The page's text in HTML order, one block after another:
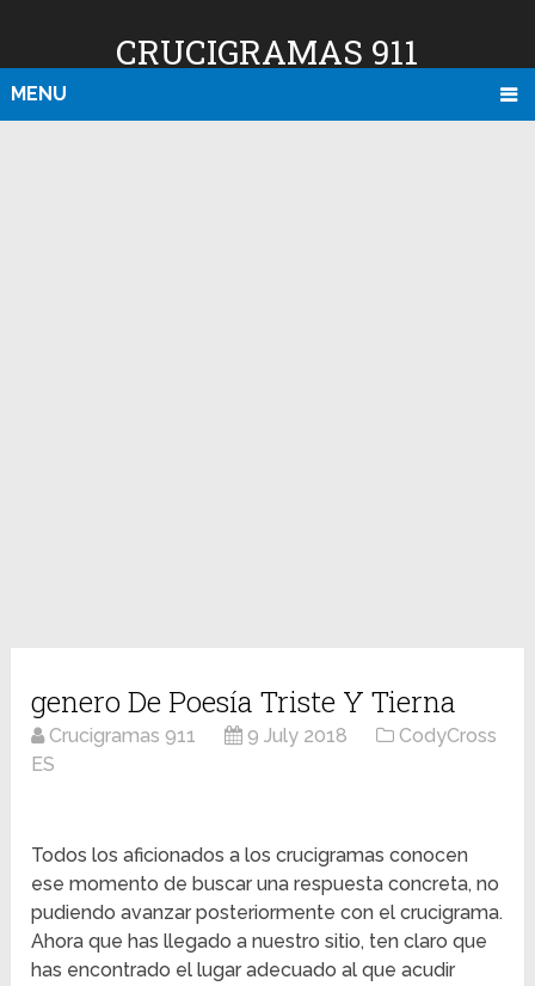
CRUCIGRAMAS 911
MENU
genero De Poesía Triste Y Tierna
Crucigramas 911 9 July 2018
CodyCross
ES
Todos los aficionados a los crucigramas conocen
ese momento de buscar una respuesta concreta, no
pudiendo avanzar posteriormente con el crucigrama.
Ahora que has llegado a nuestro sitio, ten claro que
has encontrado el lugar adecuado al que acudir